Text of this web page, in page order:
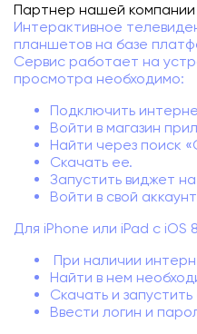
Партнер нашей
Интерактивное
планшетов на базе
Сервис работает на
просмотра необходимо:
Подключить
Войти в магазин
Найти через поиск
Скачать ее.
Запустить виджет
Войти в свой
Для iPhone или iPad с
При наличии
Найти в нем
Скачать и запустить
Ввести логин и